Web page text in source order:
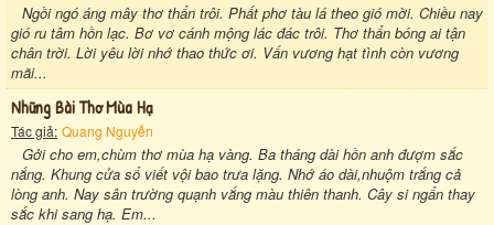
Ngồi ngó áng mây thơ thẩn trôi. Phất phơ tàu lá theo gió mời. Chiều nay
gió ru tâm hồn lạc. Bơ vơ cánh mộng lác đác trôi. Thơ thẩn bóng ai tận
chân trời. Lời yêu lời nhớ thao thức ơi. Vấn vương hạt tình còn vương
mãi...
Những Bài Thơ Mùa Hạ
Tác giả: Quang Nguyễn
Gởi cho em,chùm thơ mùa hạ vàng. Ba tháng dài hồn anh đượm sắc
nắng. Khung cửa sổ viết vội bao trưa lặng. Nhớ áo dài,nhuộm trắng cả
lòng anh. Nay sân trường quạnh vắng màu thiên thanh. Cây si ngẩn thay
sắc khi sang hạ. Em...